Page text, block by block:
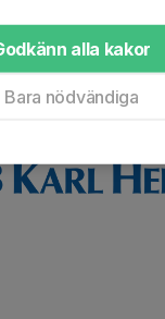
alla kakor
Bara nödvändiga